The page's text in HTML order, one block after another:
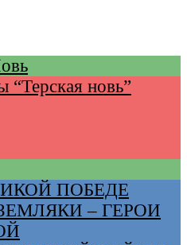
“Терская новь”
ПОБЕДЕ
– ГЕРОИ